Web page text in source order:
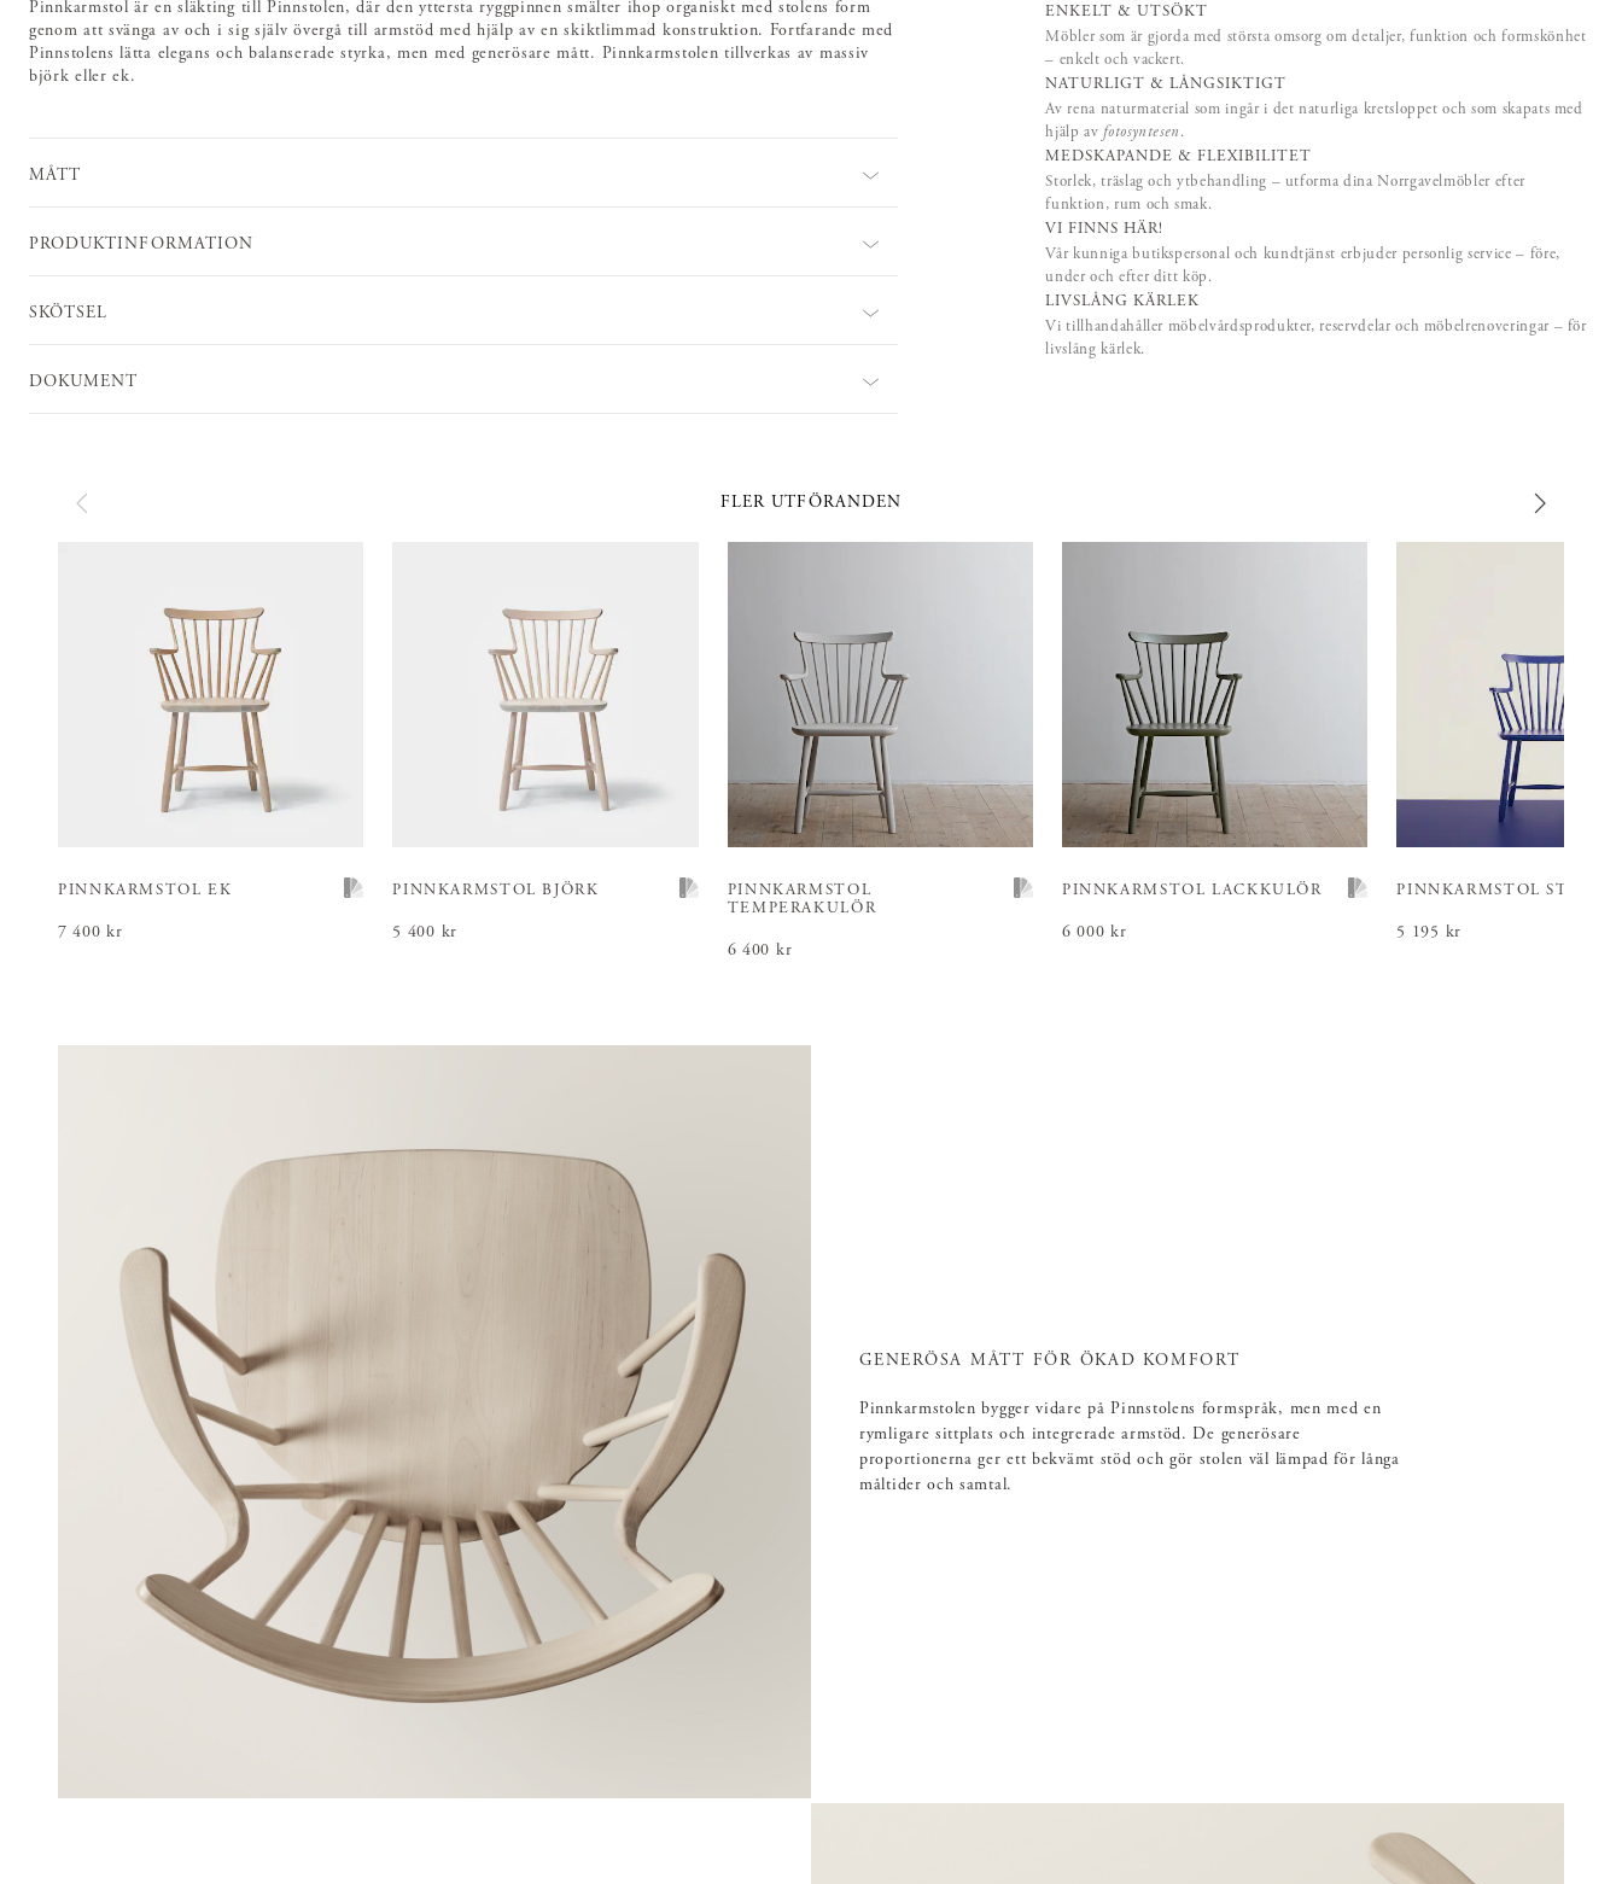
ENKELT & UTSÖKT
Möbler som är gjorda med största omsorg om detaljer, funktion och formskönhet
– enkelt och vackert.
NATURLIGT & LÅNGSIKTIGT
Av rena naturmaterial som ingår i det naturliga kretsloppet och som skapats med
hjälp avfotosyntesen .
MEDSKAPANDE & FLEXIBILITET
Storlek, träslag och ytbehandling – utforma dina Norrgavelmöbler efter
funktion, rum och smak.
VI FINNS HÄR!
Vår kunniga butikspersonal och kundtjänst erbjuder personlig service – före,
under och efter ditt köp.
LIVSLÅNG KÄRLEK
Vi tillhandahåller möbelvårdsprodukter, reservdelar och möbelrenoveringar – för
livslång kärlek.
Pinnkarmstol är en släkting till Pinnstolen, där den yttersta ryggpinnen smälter ihop organiskt med stolens form
genom att svänga av och i sig själv övergå till armstöd med hjälp av en skiktlimmad konstruktion. Fortfarande med
Pinnstolens lätta elegans och balanserade styrka, men med generösare mått. Pinnkarmstolen tillverkas av massiv
björk eller ek.
MÅTT
PRODUKTINFORMATION
SKÖTSEL
DOKUMENT
FLER UTFÖRANDEN
PINNKARMSTOL EK
Pris:7 400 kr
7 400 kr
PINNKARMSTOL BJÖRK
Pris:5 400 kr
5 400 kr
PINNKARMSTOL
TEMPERAKULÖR
Pris:6 400 kr
6 400 kr
PINNKARMSTOL LACKKULÖR
Pris:6 000 kr
6 000 kr
PINNKARMSTOL STORA
Pris: 5 195 kr
5 195 kr
GENERÖSA MÅTT FÖR ÖKAD KOMFORT
Pinnkarmstolen bygger vidare på Pinnstolens formspråk, men med en
rymligare sittplats och integrerade armstöd. De generösare
proportionerna ger ett bekvämt stöd och gör stolen väl lämpad för långa
måltider och samtal.